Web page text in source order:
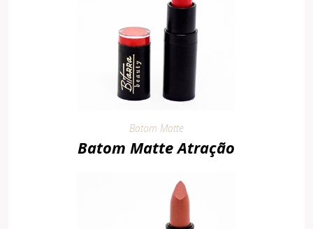
Batom Matte
Batom Matte Atração